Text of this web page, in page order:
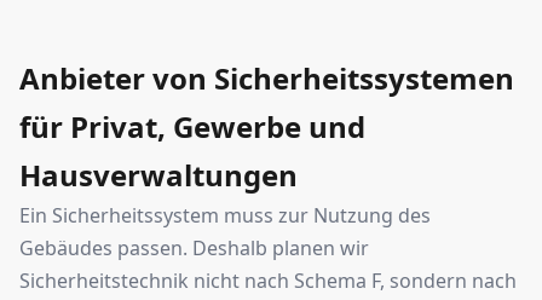
Anbieter von Sicherheitssystemen
für Privat, Gewerbe und
Hausverwaltungen
Ein Sicherheitssystem muss zur Nutzung des
Gebäudes passen. Deshalb planen wir
Sicherheitstechnik nicht nach Schema F, sondern nach